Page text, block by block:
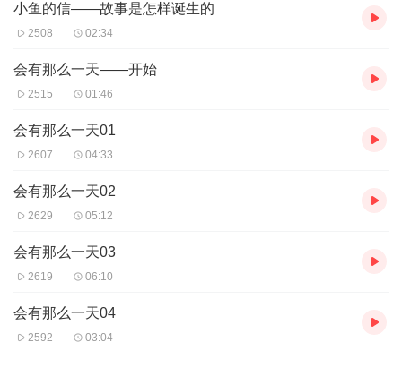
小鱼的信——故事是怎样诞生的
2508 02:34
会有那么一天——开始
2515 01:46
会有那么一天01
2607 04:33
会有那么一天02
2629 05:12
会有那么一天03
2619 06:10
会有那么一天04
2592 03:04